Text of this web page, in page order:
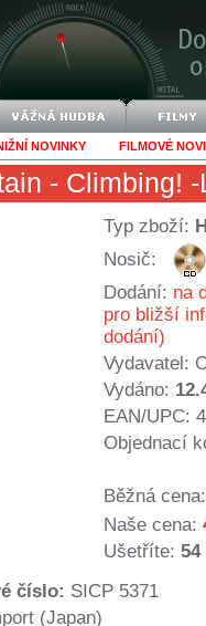
NOVINKY FILMOVÉ
- Climbing! -
Typ zboží:
Nosič:
Dodání: na
pro bližší
dodání)
Vydavatel:
Vydáno:
EAN/UPC:
Objednací
Běžná cena:
Naše cena:
Ušetříte: 54
číslo: SICP 5371
(Japan)